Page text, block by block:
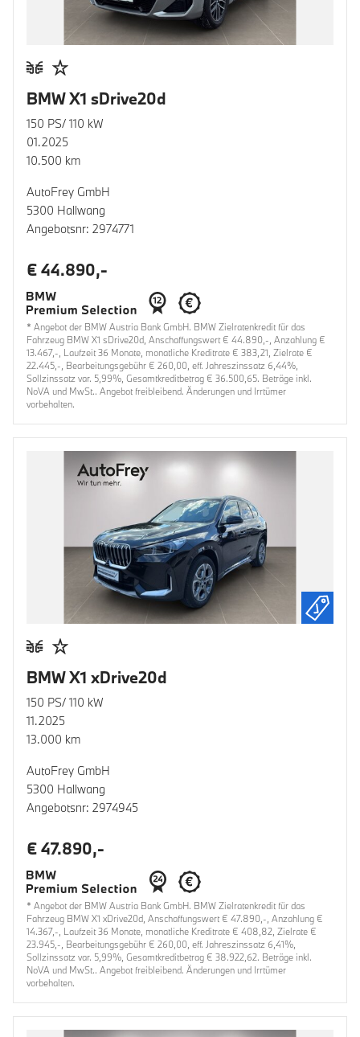
BMW X1 sDrive20d
150 PS/ 110 kW
01.2025
10.500 km
AutoFrey GmbH
5300 Hallwang
Angebotsnr: 2974771
€ 44.890,-
* Angebot der BMW Austria Bank GmbH. BMW Zielratenkredit für das
Fahrzeug BMW X1 sDrive20d, Anschaffungswert € 44.890,-, Anzahlung €
13.467,-, Laufzeit 36 Monate, monatliche Kreditrate € 383,21, Zielrate €
22.445,-, Bearbeitungsgebühr € 260,00, eff. Jahreszinssatz 6,44%,
Sollzinssatz var. 5,99%, Gesamtkreditbetrag € 36.500,65. Beträge inkl.
NoVA und MwSt.. Angebot freibleibend. Änderungen und Irrtümer
vorbehalten.
BMW X1 xDrive20d
150 PS/ 110 kW
11.2025
13.000 km
AutoFrey GmbH
5300 Hallwang
Angebotsnr: 2974945
€ 47.890,-
* Angebot der BMW Austria Bank GmbH. BMW Zielratenkredit für das
Fahrzeug BMW X1 xDrive20d, Anschaffungswert € 47.890,-, Anzahlung €
14.367,-, Laufzeit 36 Monate, monatliche Kreditrate € 408,82, Zielrate €
23.945,-, Bearbeitungsgebühr € 260,00, eff. Jahreszinssatz 6,41%,
Sollzinssatz var. 5,99%, Gesamtkreditbetrag € 38.922,62. Beträge inkl.
NoVA und MwSt.. Angebot freibleibend. Änderungen und Irrtümer
vorbehalten.